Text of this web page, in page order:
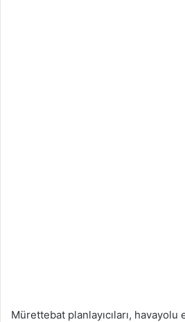
Mürettebat planlayıcıları, havayolu